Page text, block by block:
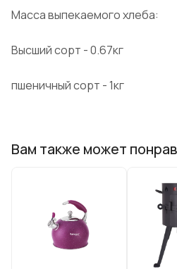
Масса выпекаемого хлеба:
Высший сорт - 0.67кг
пшеничный сорт - 1кг
Вам также может